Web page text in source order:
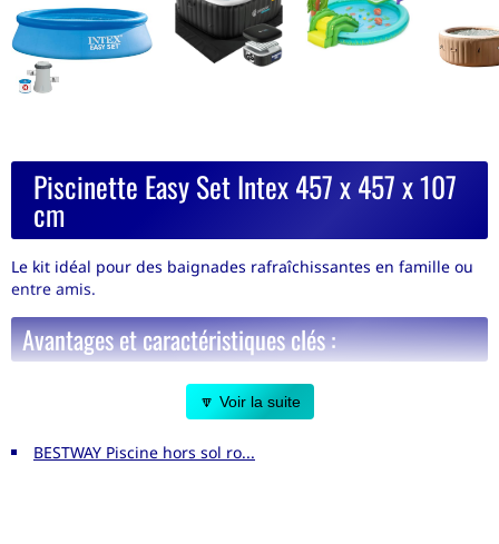
Piscinette Easy Set Intex 457 x 457 x 107
cm
Le kit idéal pour des baignades rafraîchissantes en famille ou
entre amis.
Avantages et caractéristiques clés :
Grande capacité de 12 400 litrespour des moments de
piscine sans attente.
🔽 Voir la suite
BESTWAY Piscine hors sol ro...